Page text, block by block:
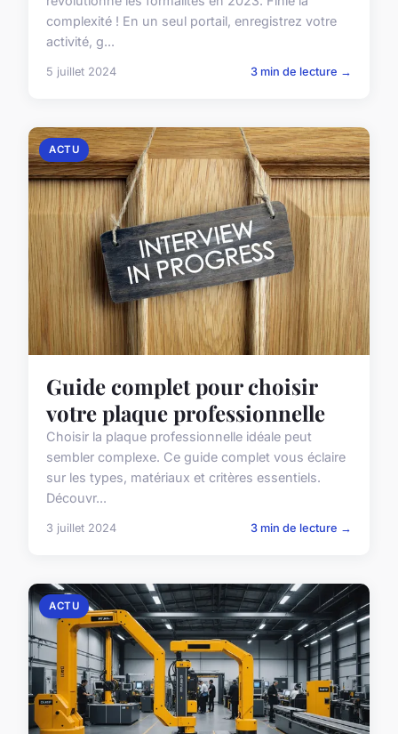
complexité ! En un seul portail, enregistrez votre
activité, g...
5 juillet 2024 3 min de lecture →
ACTU
Guide complet pour choisir
votre plaque professionnelle
Choisir la plaque professionnelle idéale peut
sembler complexe. Ce guide complet vous éclaire
sur les types, matériaux et critères essentiels.
Découvr...
3 juillet 2024 3 min de lecture →
ACTU